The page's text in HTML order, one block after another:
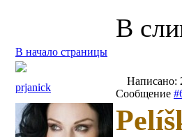
В
В начало страницы
prjanick
Написано:
Сообщение